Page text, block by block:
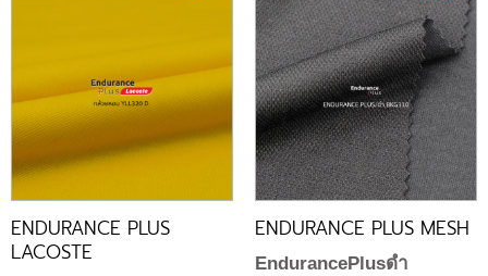
ENDURANCE PLUS
LACOSTE
ENDURANCE PLUS MESH
EndurancePlusดำ